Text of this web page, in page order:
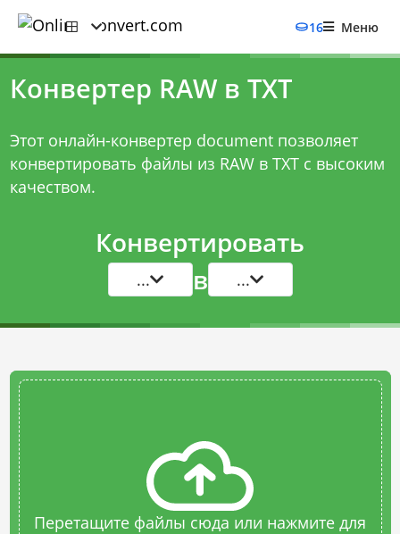
16 Меню
Конвертер RAW в TXT
Этот онлайн-конвертер document позволяет
конвертировать файлы из RAW в TXT с высоким
качеством.
Конвертировать
... в ...
Перетащите файлы сюда или нажмите для